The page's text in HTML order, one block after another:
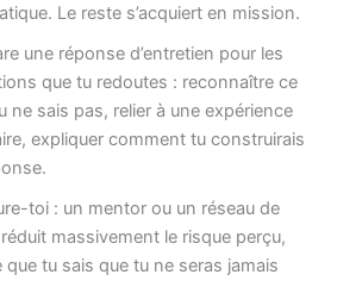
Le reste s’acquiert en mission.
une réponse d’entretien pour les
que tu redoutes : reconnaître ce
ne sais pas, relier à une expérience
expliquer comment tu construirais
toi : un mentor ou un réseau de
massivement le risque perçu,
que tu sais que tu ne seras jamais